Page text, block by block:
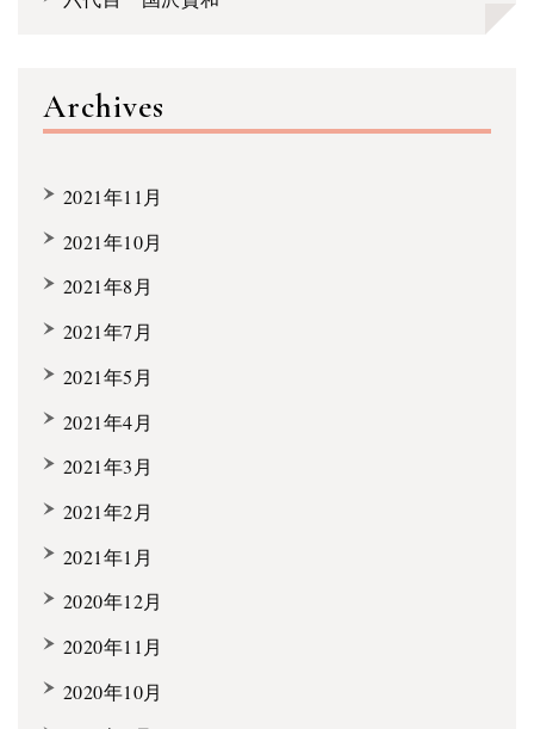
Archives
2021年11月
2021年10月
2021年8月
2021年7月
2021年5月
2021年4月
2021年3月
2021年2月
2021年1月
2020年12月
2020年11月
2020年10月